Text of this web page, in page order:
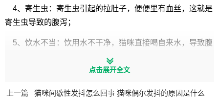
4、寄生虫：寄生虫引起的拉肚子，便便里有血丝，这就是
寄生虫导致的腹泻；
5、饮水不当：饮用水不干净，猫咪直接喝自来水，导致腹
问题，那就是肠道菌群紊乱了
点击展开全文
上一篇 猫咪间歇性发抖怎么回事 猫咪偶尔发抖的原因是什么